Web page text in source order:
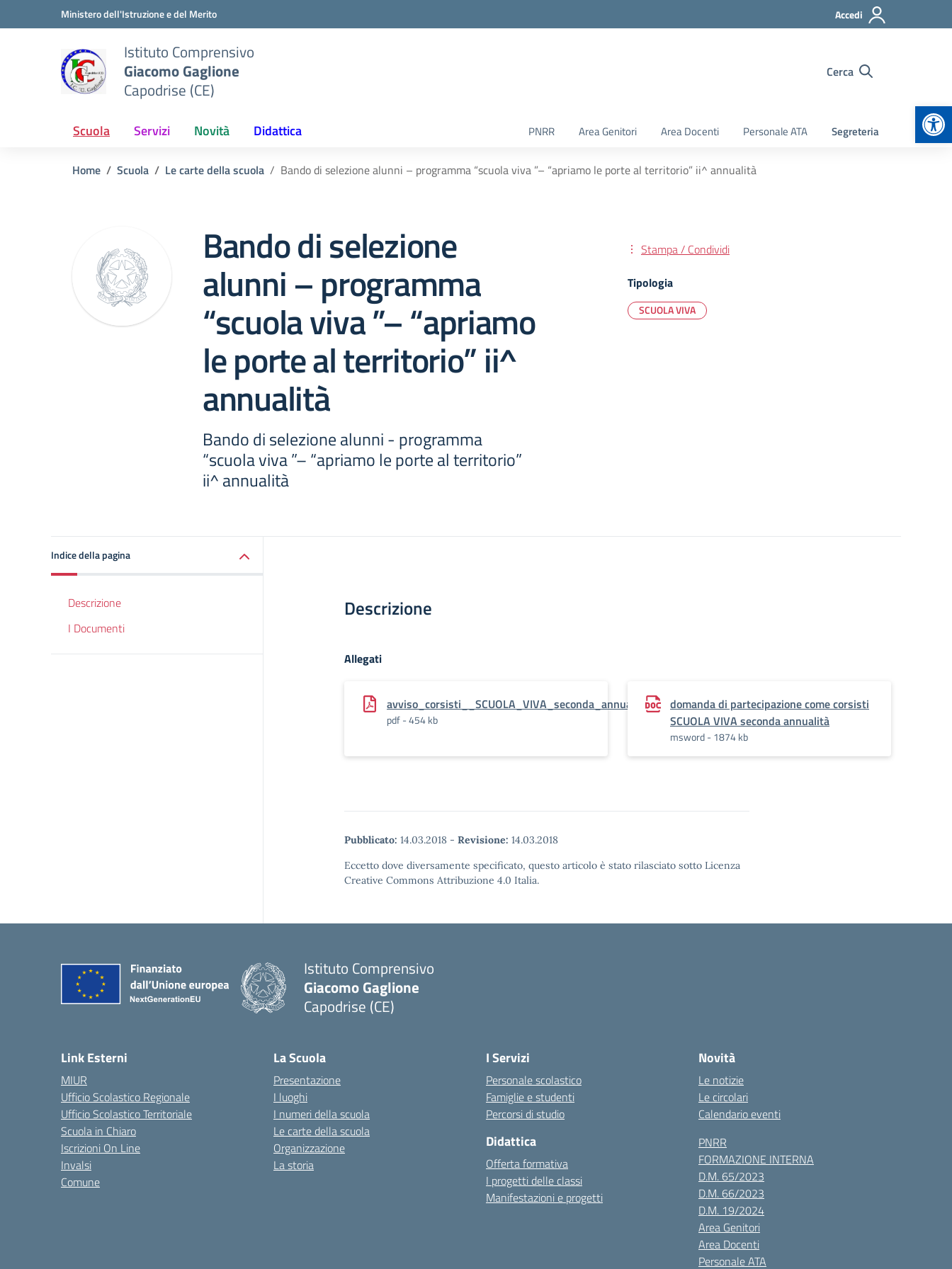
Vai ai contenuti
Vai al menu di navigazioneMinistero dell'Istruzione e del Merito Accedi
Istituto Comprensivo
Giacomo Gaglione
Capodrise (CE)
Cerca
Scuola Servizi Novità Didattica PNRR Area Genitori Area Docenti Personale ATA Segreteria
Home Scuola Le carte della scuola Bando di selezione alunni – programma “scuola viva ”– “apriamo le porte al territorio” ii^ annualità
Bando di selezione
alunni – programma
“scuola viva ”– “apriamo
le porte al territorio” ii^
annualità
Bando di selezione alunni - programma
“scuola viva ”– “apriamo le porte al territorio”
ii^ annualità
Stampa / Condividi
Tipologia
SCUOLA VIVA
Indice della pagina
Descrizione
I Documenti
Descrizione
Allegati
avviso_corsisti__SCUOLA_VIVA_seconda_annualità.pdf.pades
pdf - 454 kb
domanda di partecipazione come corsisti
SCUOLA VIVA seconda annualità
msword - 1874 kb
Pubblicato: 14.03.2018 - Revisione: 14.03.2018
Eccetto dove diversamente specificato, questo articolo è stato rilasciato sotto Licenza
Creative Commons Attribuzione 4.0 Italia.
Istituto Comprensivo
Giacomo Gaglione
Capodrise (CE)
Link Esterni
MIUR
Ufficio Scolastico Regionale
Ufficio Scolastico Territoriale
Scuola in Chiaro
Iscrizioni On Line
Invalsi
Comune
La Scuola
Presentazione
I luoghi
I numeri della scuola
Le carte della scuola
Organizzazione
La storia
I Servizi
Personale scolastico
Famiglie e studenti
Percorsi di studio
Didattica
Offerta formativa
I progetti delle classi
Manifestazioni e progetti
Novità
Le notizie
Le circolari
Calendario eventi
PNRR
FORMAZIONE INTERNA
D.M. 65/2023
D.M. 66/2023
D.M. 19/2024
Area Genitori
Area Docenti
Personale ATA